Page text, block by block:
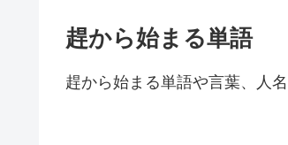
趕から始まる単語
趕から始まる単語や言葉、人